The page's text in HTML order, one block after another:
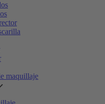
maquillaje